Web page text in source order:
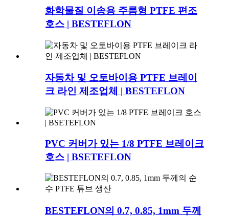
화학물질 이송용 주름형 PTFE 편조
호스 | BESTEFLON
자동차 및 오토바이용 PTFE 브레이
크 라인 제조업체 | BESTEFLON
PVC 커버가 있는 1/8 PTFE 브레이크
호스 | BSETEFLON
BESTEFLON의 0.7, 0.85, 1mm 두께